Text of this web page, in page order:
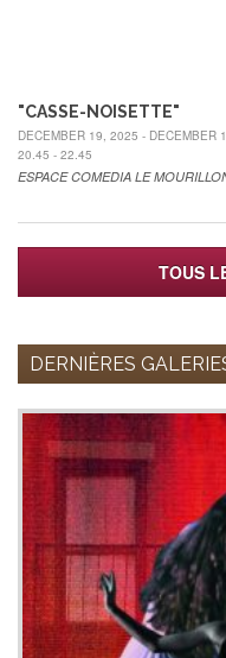
"CASSE-NOISETTE"
DECEMBER 19, 2025 - DECEMBER
20.45 - 22.45
ESPACE COMEDIA LE
TOUS
DERNIÈRES